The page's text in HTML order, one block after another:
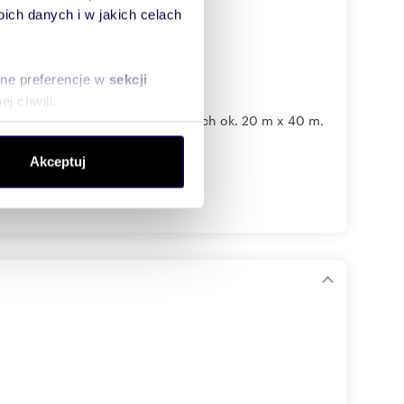
danych i w jakich celach
preferencje w sekcji
chwili.
społecznościowym,
od Ciebie lub
Akceptuj
w kształcie prostokąta o bokach ok. 20 m x 40 m.